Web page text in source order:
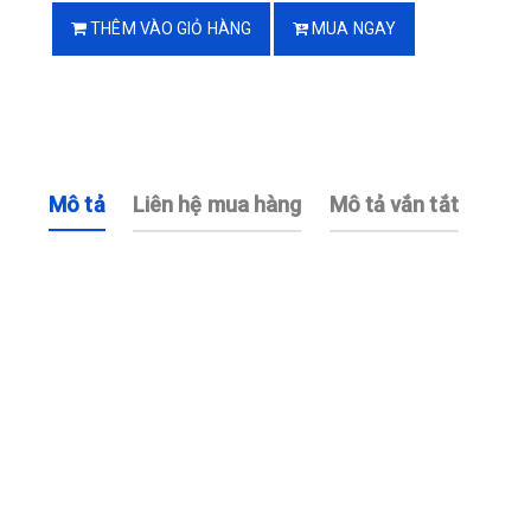
THÊM VÀO GIỎ HÀNG MUA NGAY
Mô tả Liên hệ mua hàng Mô tả vắn tắt